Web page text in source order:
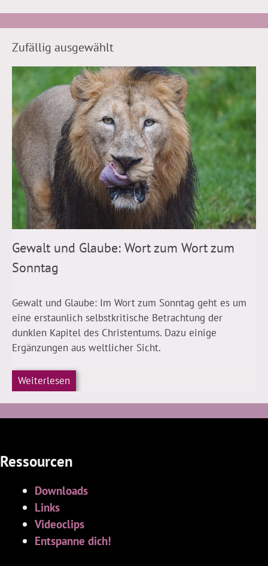
Zufällig ausgewählt
Gewalt und Glaube: Wort zum Wort zum
Sonntag
Gewalt und Glaube: Im Wort zum Sonntag geht es um
eine erstaunlich selbstkritische Betrachtung der
dunklen Kapitel des Christentums. Dazu einige
Ergänzungen aus weltlicher Sicht.
Weiterlesen
Ressourcen
Downloads
Links
Videoclips
Entspanne dich!